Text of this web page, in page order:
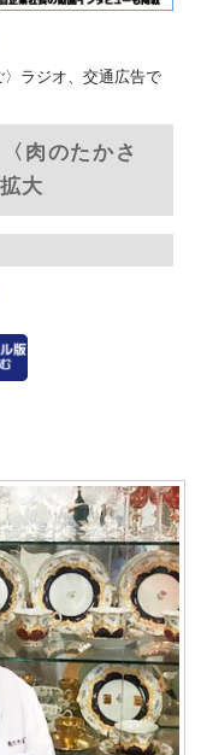
〉ラジオ、交通広告で
肉のたかさ
大